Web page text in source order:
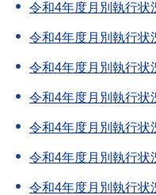
令和4年度月別執行状
令和4年度月別執行状
令和4年度月別執行状
令和4年度月別執行状
令和4年度月別執行状
令和4年度月別執行状
令和4年度月別執行状